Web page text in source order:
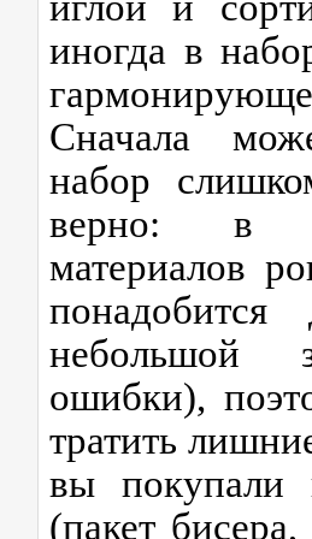
иногда в
Сначала
набор
верно: в
материалов
небольшой
ошибки),
тратить
вы покупали
(пакет